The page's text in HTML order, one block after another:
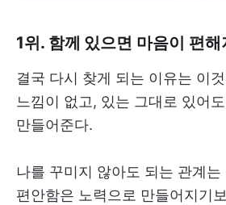
1위. 함께 있으면 마음이 편
결국 다시 찾게 되는 이유는 이
느낌이 없고, 있는 그대로 있어
만들어준다.
나를 꾸미지 않아도 되는 관계는
편안함은 노력으로 만들어지기